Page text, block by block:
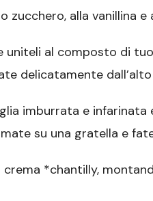
alla vanillina e
uniteli al composto di
delicatamente
imburrata e
su una gratella e
*chantilly,